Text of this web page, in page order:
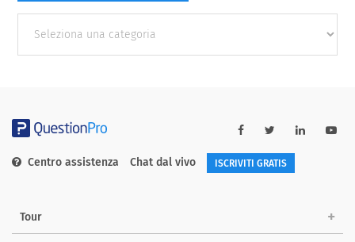
categories
Centro assistenza Chat dal vivo ISCRIVITI GRATIS
Tour